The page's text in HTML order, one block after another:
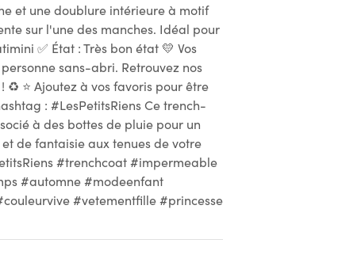
et une doublure intérieure à motif
sur l'une des manches. Idéal pour
✅ État : Très bon état 💛 Vos
sans-abri. Retrouvez nos
⭐ Ajoutez à vos favoris pour être
: #LesPetitsRiens Ce trench-
à des bottes de pluie pour un
de fantaisie aux tenues de votre
#trenchcoat #impermeable
#automne #modeenfant
#vetementfille #princesse